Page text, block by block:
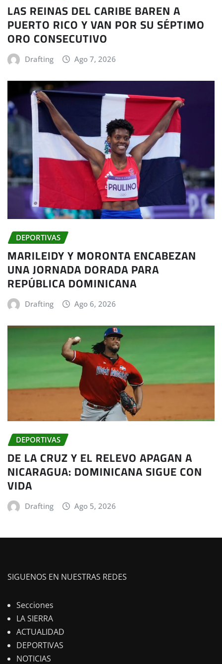
LAS REINAS DEL CARIBE BAREN A
PUERTO RICO Y VAN POR SU SÉPTIMO
ORO CONSECUTIVO
Drafting Ago 7, 2026
DEPORTIVAS
MARILEIDY Y MORONTA ENCABEZAN
UNA JORNADA DORADA PARA
REPÚBLICA DOMINICANA
Drafting Ago 6, 2026
DEPORTIVAS
DE LA CRUZ Y EL RELEVO APAGAN A
NICARAGUA: DOMINICANA SIGUE CON
VIDA
Drafting Ago 5, 2026
SIGUENOS EN NUESTRAS REDES
Secciones
LA SIERRA
ACTUALIDAD
DEPORTIVAS
NOTICIAS